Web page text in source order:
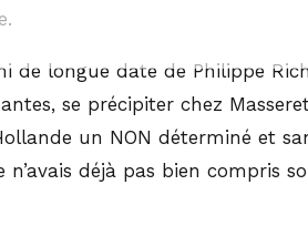
de longue date de Philippe
se précipiter chez
un NON déterminé et
déjà pas bien compris